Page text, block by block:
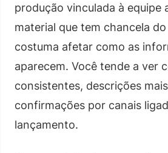
produção vinculada à equipe
material que tem chancela
costuma afetar como as
aparecem. Você tende a ver
consistentes, descrições
confirmações por canais
lançamento.